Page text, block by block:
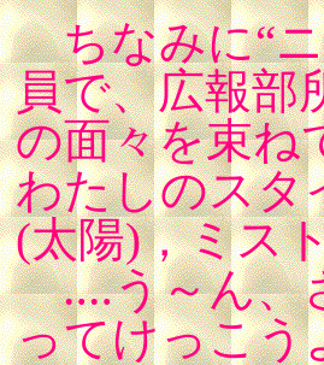
ちなみに“ニ
員で、広報部
の面々を束ね
わたしのスタ
(太陽)，ミス
‥‥う～ん、
ってけっこう